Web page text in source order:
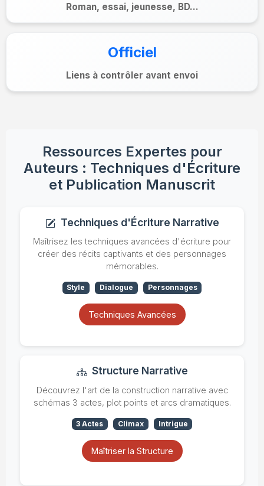
Roman, essai, jeunesse, BD...
Officiel
Liens à contrôler avant envoi
Ressources Expertes pour
Auteurs : Techniques d'Écriture
et Publication Manuscrit
Techniques d'Écriture Narrative
Maîtrisez les techniques avancées d'écriture pour
créer des récits captivants et des personnages
mémorables.
Style Dialogue Personnages
Techniques Avancées
Structure Narrative
Découvrez l'art de la construction narrative avec
schémas 3 actes, plot points et arcs dramatiques.
3 Actes Climax Intrigue
Maîtriser la Structure